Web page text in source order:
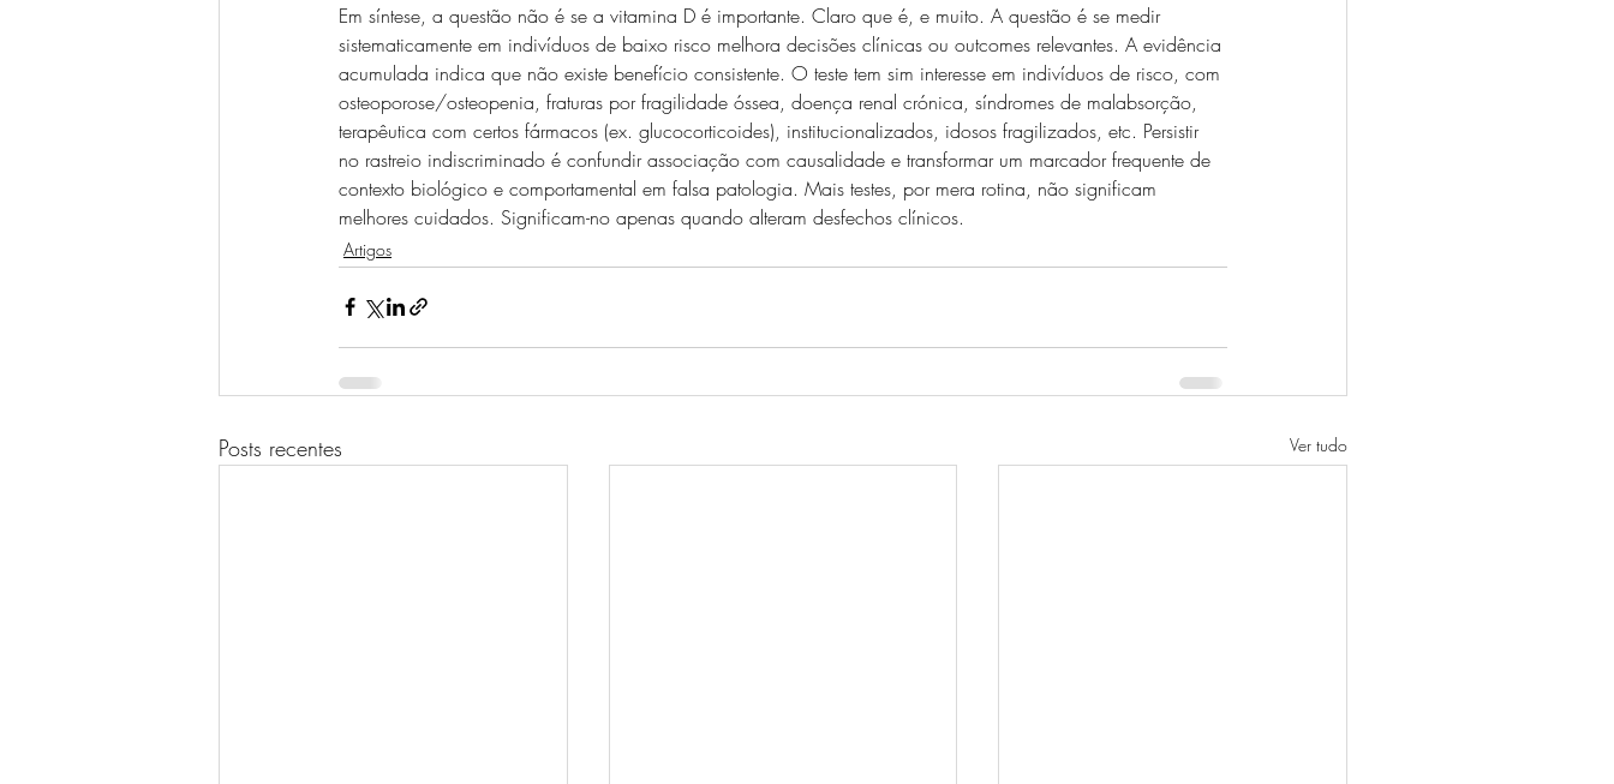
Em síntese, a questão não é se a vitamina D é importante. Claro que é, e muito. A questão é se medir
sistematicamente em indivíduos de baixo risco melhora decisões clínicas ou outcomes relevantes. A evidência
acumulada indica que não existe benefício consistente. O teste tem sim interesse em indivíduos de risco, com
osteoporose/osteopenia, fraturas por fragilidade óssea, doença renal crónica, síndromes de malabsorção,
terapêutica com certos fármacos (ex. glucocorticoides), institucionalizados, idosos fragilizados, etc. Persistir
no rastreio indiscriminado é confundir associação com causalidade e transformar um marcador frequente de
contexto biológico e comportamental em falsa patologia. Mais testes, por mera rotina, não significam
melhores cuidados. Significam-no apenas quando alteram desfechos clínicos.
Artigos
Posts recentes Ver tudo